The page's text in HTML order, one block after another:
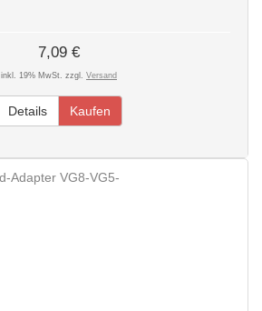
7,09 €
inkl. 19% MwSt. zzgl. Versand
Details Kaufen